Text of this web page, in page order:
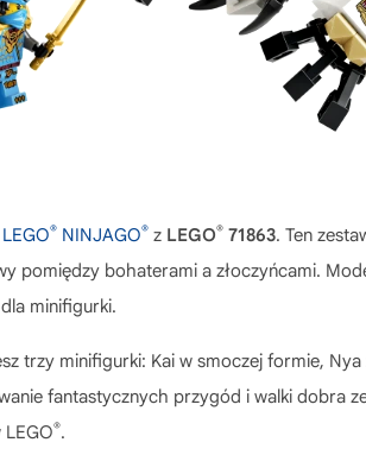
LEGO® NINJAGO® z LEGO® 71863. Ten
pomiędzy bohaterami a złoczyńcami.
minifigurki.
trzy minifigurki: Kai w smoczej formie,
fantastycznych przygód i walki dobra
®.